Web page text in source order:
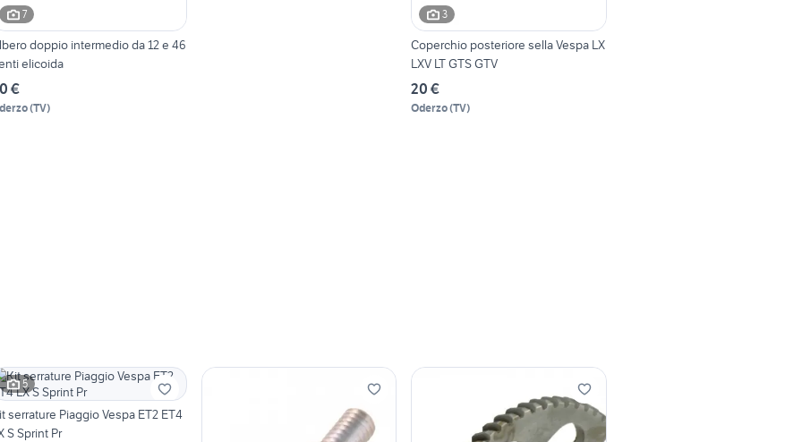
7
doppio intermedio da 12 e 46
elicoida
€
(TV)
3
Coperchio posteriore sella Vespa LX
LXV LT GTS GTV
20 €
Oderzo(TV)
5
serrature Piaggio Vespa ET2 ET4
S Sprint Pr